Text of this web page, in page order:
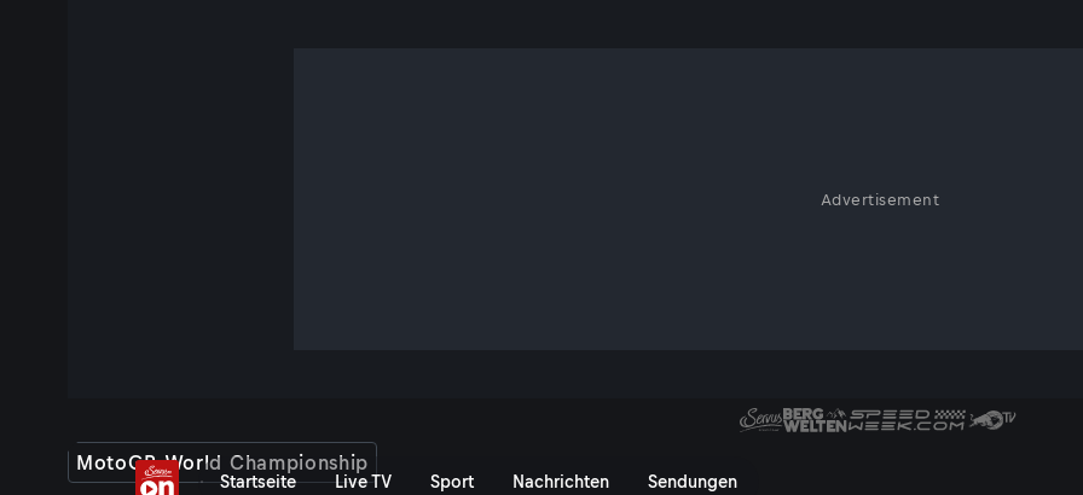
Advertisement
Startseite Live TV Sport Nachrichten Sendungen
MotoGP World Championship